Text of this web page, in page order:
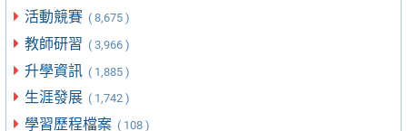
活動競賽 ( 8,675 )
教師研習 ( 3,966 )
升學資訊 ( 1,885 )
生涯發展 ( 1,742 )
學習歷程檔案 ( 108 )